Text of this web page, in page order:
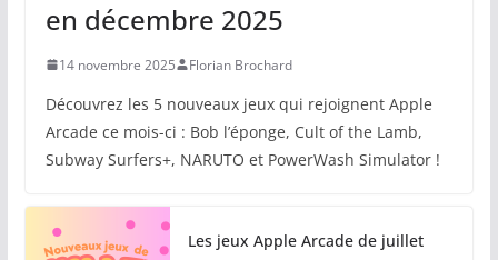
en décembre 2025
14 novembre 2025 Florian Brochard
Découvrez les 5 nouveaux jeux qui rejoignent Apple
Arcade ce mois-ci : Bob l’éponge, Cult of the Lamb,
Subway Surfers+, NARUTO et PowerWash Simulator !
Les jeux Apple Arcade de juillet